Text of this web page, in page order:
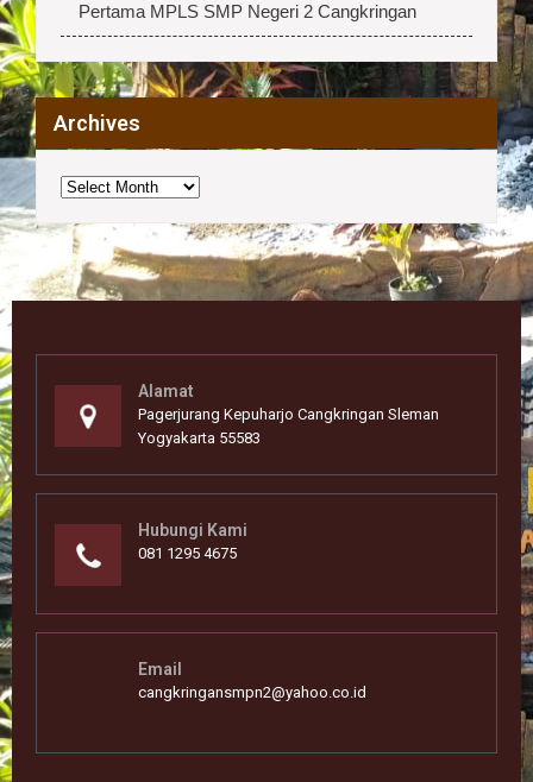
Pertama MPLS SMP Negeri 2 Cangkringan
Archives
Archives
Alamat
Pagerjurang Kepuharjo Cangkringan Sleman
Yogyakarta 55583
Hubungi Kami
081 1295 4675
Email
cangkringansmpn2@yahoo.co.id